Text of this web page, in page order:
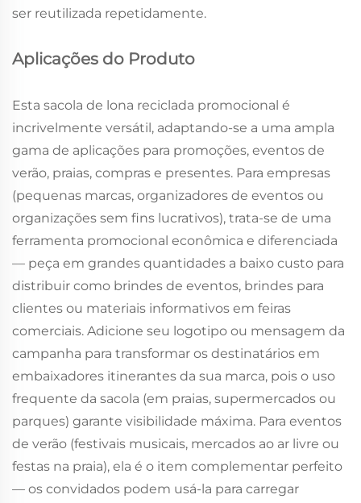
ser reutilizada repetidamente.
Aplicações do Produto
Esta sacola de lona reciclada promocional é
incrivelmente versátil, adaptando-se a uma ampla
gama de aplicações para promoções, eventos de
verão, praias, compras e presentes. Para empresas
(pequenas marcas, organizadores de eventos ou
organizações sem fins lucrativos), trata-se de uma
ferramenta promocional econômica e diferenciada
— peça em grandes quantidades a baixo custo para
distribuir como brindes de eventos, brindes para
clientes ou materiais informativos em feiras
comerciais. Adicione seu logotipo ou mensagem da
campanha para transformar os destinatários em
embaixadores itinerantes da sua marca, pois o uso
frequente da sacola (em praias, supermercados ou
parques) garante visibilidade máxima. Para eventos
de verão (festivais musicais, mercados ao ar livre ou
festas na praia), ela é o item complementar perfeito
— os convidados podem usá-la para carregar